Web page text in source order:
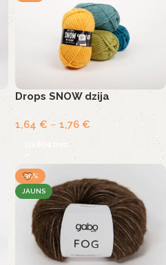
Drops SNOW dzija
1,64 € – 1,76 €
Izvēlieties
-30%
JAUNS